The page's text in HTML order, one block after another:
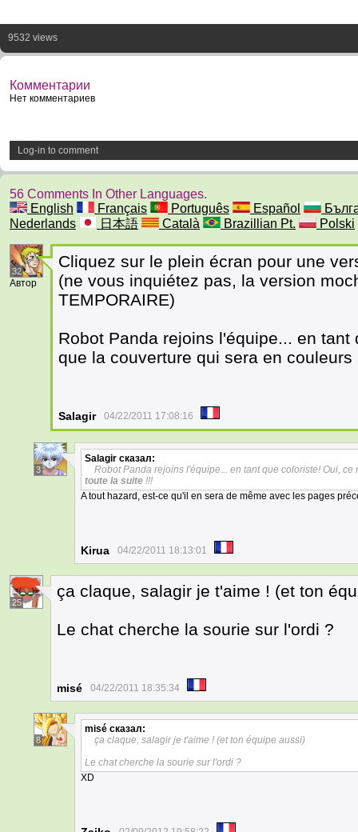
9532 views
Комментарии
Нет комментариев
Log-in to comment
56 Comments In Other Languages.
English
Français Português Español
Nederlands
日本語 Català Brazillian Pt. Polski
32
Автор
Cliquez sur le plein écran pour une
(ne vous inquiétez pas, la version
TEMPORAIRE)
Robot Panda rejoins l'équipe... en
que la couverture qui sera en
Salagir 04/22/2011 17:08:16
3
Salagir сказал:
Robot Panda rejoins l'équipe... en tant que coloriste! Oui,
toute la suite !!!
A tout hazard, est-ce qu'il en sera de même avec les pages
Kirua 04/22/2011 18:13:01
25
ça claque, salagir je t'aime ! (et ton
Le chat cherche la sourie sur l'ordi ?
misé 04/22/2011 18:35:34
8
misé сказал:
ça claque, salagir je t'aime ! (et ton équipe aussi)
Le chat cherche la sourie sur l'ordi ?
XD